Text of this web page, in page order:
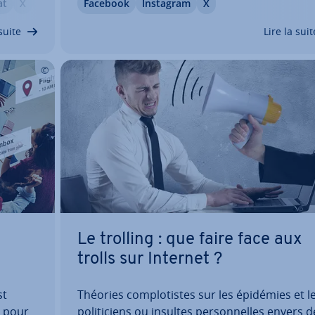
X
ca­tions. Les hashtags sont per­ti­nents dans le
domaine du social media marketing. Grâce
Facebook Instagram X
Lire la
pour
Le trolling : que faire face aux
trolls sur Internet ?
Théories com­plo­tistes sur les épidémies et
po­li­ti­ciens ou insultes per­son­nelles envers